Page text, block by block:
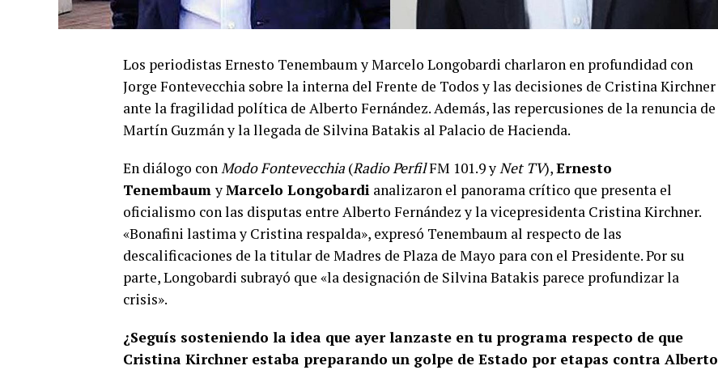
Los periodistas Ernesto Tenembaum y Marcelo Longobardi charlaron en profundidad con
Jorge Fontevecchia sobre la interna del Frente de Todos y las decisiones de Cristina Kirchner
ante la fragilidad política de Alberto Fernández. Además, las repercusiones de la renuncia de
Martín Guzmán y la llegada de Silvina Batakis al Palacio de Hacienda.
En diálogo conModo Fontevecchia (Radio PerfilFM 101.9 yNet TV),Ernesto
TenembaumyMarcelo Longobardi analizaron el panorama crítico que presenta el
oficialismo con las disputas entre Alberto Fernández y la vicepresidenta Cristina Kirchner.
«Bonafini lastima y Cristina respalda», expresó Tenembaum al respecto de las
descalificaciones de la titular de Madres de Plaza de Mayo para con el Presidente. Por su
parte, Longobardi subrayó que «la designación de Silvina Batakis parece profundizar la
crisis».
¿Seguís sosteniendo la idea que ayer lanzaste en tu programa respecto de que
Cristina Kirchner estaba preparando un golpe de Estado por etapas contra Alberto